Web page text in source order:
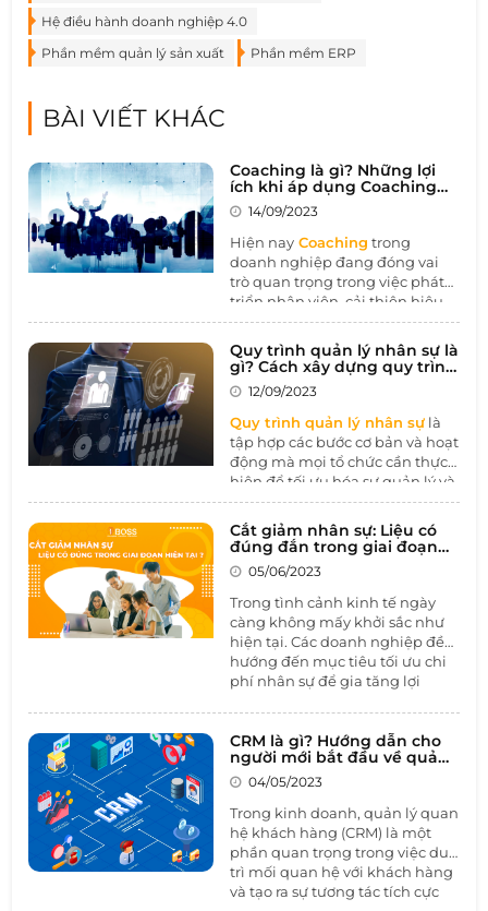
Hệ điều hành doanh nghiệp 4.0
Phần mềm quản lý sản xuất
Phần mềm ERP
BÀI VIẾT KHÁC
Coaching là gì? Những lợi
ích khi áp dụng Coaching
trong doanh nghiệp
14/09/2023
Hiện nay Coaching trong
doanh nghiệp đang đóng vai
trò quan trọng trong việc phát
triển nhân viên, cải thiện hiệu
suất làm việc, và xây dựng môi
trường làm việc tích cực. Bằng
cách tạo cơ hội cho sự học hỏi
và phát triển cá nhân, Coaching
giúp tăng cường sự tự chủ và
đóng góp vào sự thành công và
bền vững của tổ chức.
Quy trình quản lý nhân sự là
gì? Cách xây dựng quy trình
quản lý nhân sự hiệu quả
12/09/2023
Quy trình quản lý nhân sự là
tập hợp các bước cơ bản và hoạt
động mà mọi tổ chức cần thực
hiện để tối ưu hóa sự quản lý và
sử dụng nguồn nhân lực của
họ. Điều này bao gồm việc xác
định nhu cầu nhân lực, tuyển
dụng, đào tạo, quản lý hiệu
suất, và nhiều hoạt động khác
để tạo một môi trường làm việc
tích cực và hiệu quả.
Cắt giảm nhân sự: Liệu có
đúng đắn trong giai đoạn
hiện tại
05/06/2023
Trong tình cảnh kinh tế ngày
càng không mấy khởi sắc như
hiện tại. Các doanh nghiệp đều
hướng đến mục tiêu tối ưu chi
phí nhân sự để gia tăng lợi
những doanh nghiệp từng
được ca tụng là có chế độ đãi
ngộ trong mơ nhưng Google,
cắt giảm từ hàng nghìn đến
hàng chục nghìn nhân sự.
CRM là gì? Hướng dẫn cho
người mới bắt đầu về quản
lý quan hệ khách hàng
04/05/2023
Trong kinh doanh, quản lý quan
hệ khách hàng (CRM) là một
phần quan trọng trong việc duy
trì mối quan hệ với khách hàng
và tạo ra sự tương tác tích cực